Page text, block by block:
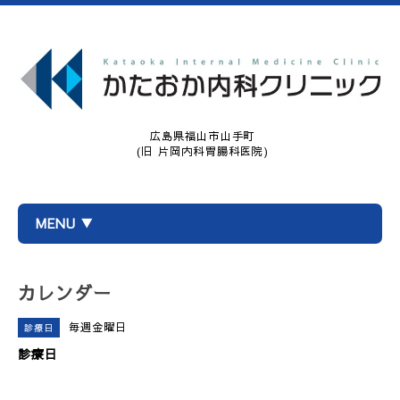
広島県福山市山手町
(旧 片岡内科胃腸科医院)
MENU ▼
カレンダー
診療日 毎週金曜日
診療日